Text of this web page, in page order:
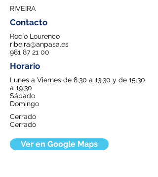
RIVEIRA
Contacto
Rocío Lourenco
ribeira@anpasa.es
981 87 21 00
Horario
Lunes a Viernes de 8:30 a 13:30 y de 15:30
a 19:30
Sábado
Domingo
Cerrado
Cerrado
Ver en Google Maps